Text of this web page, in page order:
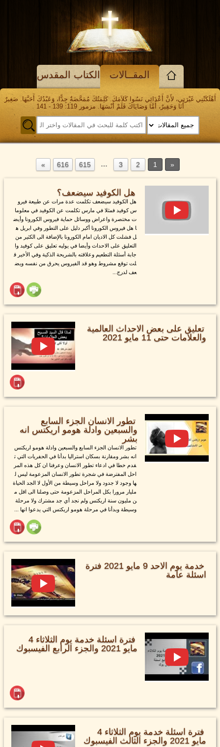
المقــالات الكتاب المقدس
أَهْلَكَتْنِي غَيْرَتِي، لأَنَّ أَعْدَائِي نَسُوا كَلاَمَكَ. كَلِمَتُكَ مُمَحَّصَةٌ جِدًّا، وَعَبْدُكَ أَحَبَّهَا. صَغِيرٌ
أَنَا وَحَقِيرٌ، أَمَّا وَصَايَاكَ فَلَمْ أَنْسَهَا. مزمور 119: 139 - 141
1
2
3
…
615
616
هل الكوفيد سيضعف؟
هل الكوفيد سيضعف تكلمت عدة مرات عن طبيعة فيرو
س كوفيد فمثلا في مارس تكلمت عن الكوفيد في معلوما
ت مختصرة واعراض ووسائل حماية فيروس الكورونا وأيض
ا هل فيروس الكورونا أكبر دليل على التطور وفي ابريل ه
ل فشلت كل الاديان امام الكورونا بالإضافة الى الكثير من
التعليق على الاحداث وأيضا في يوليه تعليق على كوفيد وا
جابة أسئلة التطعيم وعلاقته بالشريحة الذكية وفي الأخير ق
لت توقع مشروط وهو قد الفيروس يحرق من نفسه ويض
عف لدرج...
تعليق على بعض الاحداث العالمية
والعلامات حتى 11 مايو 2021
تطور الانسان الجزء السابع
والسبعين وادلة هومو اريكتس انه
بشر
تطور الانسان الجزء السابع والسبعين وادلة هومو اريكتس
انه بشر ومقارنة بسكان استراليا بدأنا في الحفريات التي ت
قدم خطا في ادعاء تطور الانسان وعرفنا ان كل هذه المر
احل المفترضة في شجرة تطور الانسان المزعومة ليس ل
ها وجود لا جدود ولا مراحل وسيطة من الأول لا الجد الحياة
مليار مرورا بكل المراحل المزعومة حتى وصلنا الى اقل م
ن مليون سنة اريكتس ولم نجد أي جد مشترك ولا مرحلة
وسيطة وبدأنا في مرحلة هومو اريكتس التي يدعوا انها ...
خدمة يوم الاحد 9 مايو 2021 فترة
اسئلة عامة
فترة اسئلة خدمة يوم الثلاثاء 4
مايو 2021 والجزء الرابع الفيسبوك
فترة اسئلة خدمة يوم الثلاثاء 4
مايو 2021 والجزء الثالث الفيسبوك